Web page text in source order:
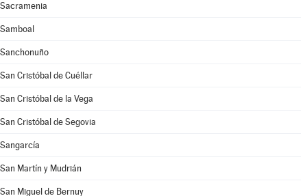
Sacramenia
Samboal
Sanchonuño
San Cristóbal de Cuéllar
San Cristóbal de la Vega
San Cristóbal de Segovia
Sangarcía
San Martín y Mudrián
San Miguel de Bernuy